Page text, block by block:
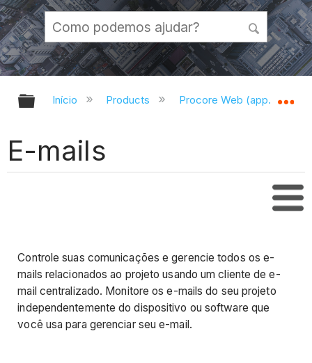
Expandir/recolher hierarquia
Início Products Procore Web
E-mails
Controle suas comunicações e gerencie todos os e-
mails relacionados ao projeto usando um cliente de e-
mail centralizado. Monitore os e-mails do seu projeto
independentemente do dispositivo ou software que
você usa para gerenciar seu e-mail.